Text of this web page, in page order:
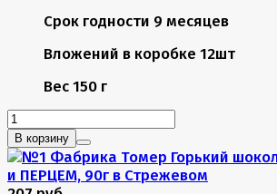
Срок годности 9 месяцев
Вложений в коробке 12шт
Вес 150 г
В корзину